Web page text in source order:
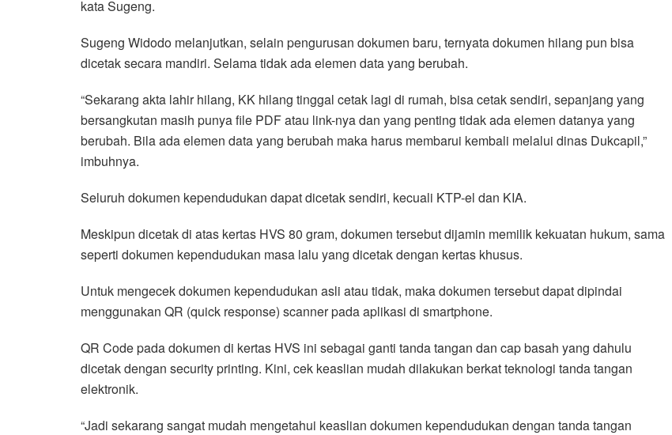
kata Sugeng.
Sugeng Widodo melanjutkan, selain pengurusan dokumen baru, ternyata dokumen hilang pun bisa
dicetak secara mandiri. Selama tidak ada elemen data yang berubah.
“Sekarang akta lahir hilang, KK hilang tinggal cetak lagi di rumah, bisa cetak sendiri, sepanjang yang
bersangkutan masih punya file PDF atau link-nya dan yang penting tidak ada elemen datanya yang
berubah. Bila ada elemen data yang berubah maka harus membarui kembali melalui dinas Dukcapil,”
imbuhnya.
Seluruh dokumen kependudukan dapat dicetak sendiri, kecuali KTP-el dan KIA.
Meskipun dicetak di atas kertas HVS 80 gram, dokumen tersebut dijamin memilik kekuatan hukum, sama
seperti dokumen kependudukan masa lalu yang dicetak dengan kertas khusus.
Untuk mengecek dokumen kependudukan asli atau tidak, maka dokumen tersebut dapat dipindai
menggunakan QR (quick response) scanner pada aplikasi di smartphone.
QR Code pada dokumen di kertas HVS ini sebagai ganti tanda tangan dan cap basah yang dahulu
dicetak dengan security printing. Kini, cek keaslian mudah dilakukan berkat teknologi tanda tangan
elektronik.
“Jadi sekarang sangat mudah mengetahui keaslian dokumen kependudukan dengan tanda tangan